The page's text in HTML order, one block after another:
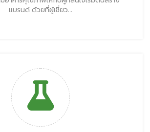
แบรนด์ ด้วยที่ผู้เชี่ยว...